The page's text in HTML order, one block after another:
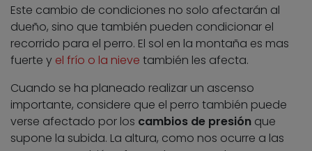
Este cambio de condiciones no solo afectarán al
dueño, sino que también pueden condicionar el
recorrido para el perro. El sol en la montaña es mas
fuerte y el frío o la nieve también les afecta.
Cuando se ha planeado realizar un ascenso
importante, considere que el perro también puede
verse afectado por los cambios de presión que
supone la subida. La altura, como nos ocurre a las